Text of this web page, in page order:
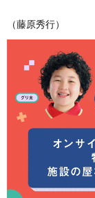
（藤原秀行）